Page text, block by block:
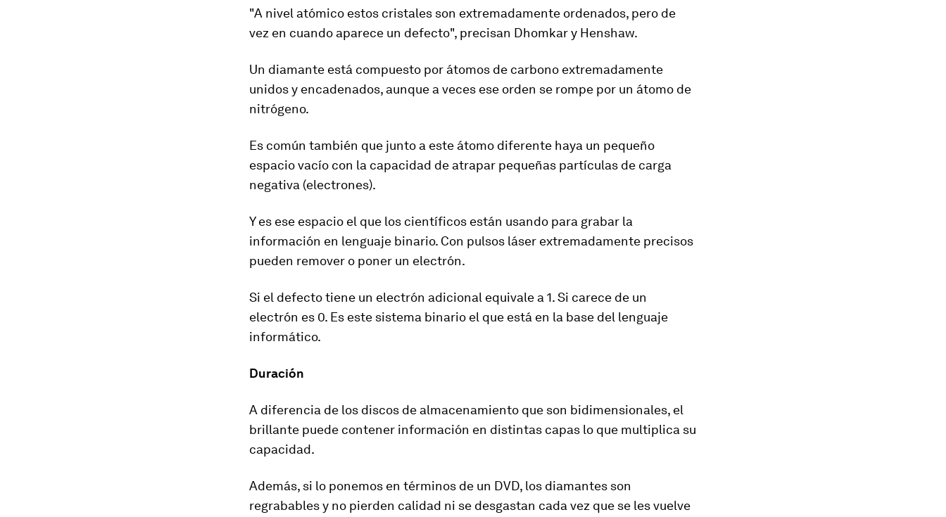
"A nivel atómico estos cristales son extremadamente ordenados, pero de
vez en cuando aparece un defecto", precisan Dhomkar y Henshaw.
Un diamante está compuesto por átomos de carbono extremadamente
unidos y encadenados, aunque a veces ese orden se rompe por un átomo de
nitrógeno.
Es común también que junto a este átomo diferente haya un pequeño
espacio vacío con la capacidad de atrapar pequeñas partículas de carga
negativa (electrones).
Y es ese espacio el que los científicos están usando para grabar la
información en lenguaje binario. Con pulsos láser extremadamente precisos
pueden remover o poner un electrón.
Si el defecto tiene un electrón adicional equivale a 1. Si carece de un
electrón es 0. Es este sistema binario el que está en la base del lenguaje
informático.
Duración
A diferencia de los discos de almacenamiento que son bidimensionales, el
brillante puede contener información en distintas capas lo que multiplica su
capacidad.
Además, si lo ponemos en términos de un DVD, los diamantes son
regrabables y no pierden calidad ni se desgastan cada vez que se les vuelve